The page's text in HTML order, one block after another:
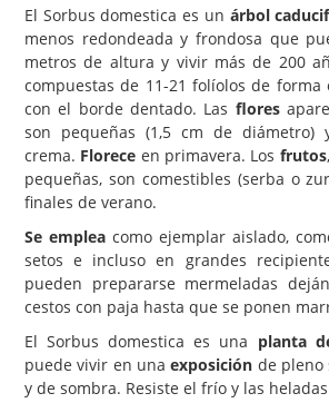
Flores y Plantas
Árboles y Palmeras
Arbustos y Trepadoras
Cactus y Suculentas
El Sorbus domestica es un árbol
menos redondeada y frondosa que
metros de altura y vivir más de 200
compuestas de 11-21 folíolos de forma
con el borde dentado. Las flores
son pequeñas (1,5 cm de diámetro)
crema. Florece en primavera. Los frutos
pequeñas, son comestibles (serba o
finales de verano.
Se emplea como ejemplar aislado,
setos e incluso en grandes
pueden prepararse mermeladas
cestos con paja hasta que se ponen
El Sorbus domestica es una planta
puede vivir en unaexposición de pleno
y de sombra. Resiste el frío y las